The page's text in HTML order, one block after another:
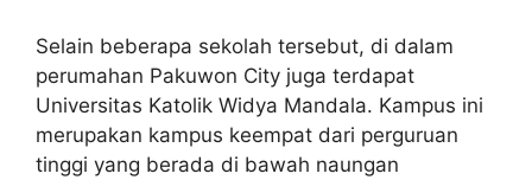
Selain beberapa sekolah tersebut, di dalam
perumahan Pakuwon City juga terdapat
Universitas Katolik Widya Mandala. Kampus ini
merupakan kampus keempat dari perguruan
tinggi yang berada di bawah naungan